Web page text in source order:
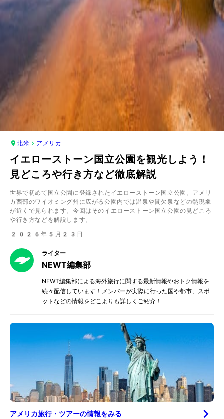
北米 アメリカ
イエローストーン国立公園を観光しよう！
見どころや行き方など徹底解説
世界で初めて国立公園に登録されたイエローストーン国立公園。アメリ
カ西部のワイオミング州に広がる公園内では温泉や間欠泉などの熱現象
が近くで見られます。今回はそのイエローストーン国立公園の見どころ
や行き方などを解説します。
2026年5月23日
ライター
NEWT編集部
NEWT編集部による海外旅行に関する最新情報やおトク情報を
続々配信しています！メンバーが実際に行った国や都市、スポ
ットなどの情報をどこよりも詳しくご紹介！
アメリカ旅行・ツアーの情報をみる